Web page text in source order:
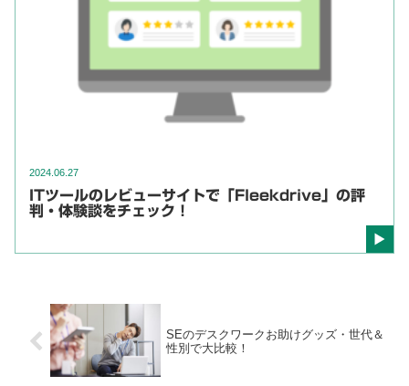
2024.06.27
ITツールのレビューサイトで「Fleekdrive」の評
判・体験談をチェック！
SEのデスクワークお助けグッズ・世代＆
性別で大比較！